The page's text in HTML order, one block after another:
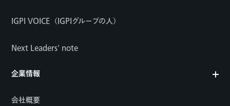
IGPI VOICE（IGPIグループの人）
Next Leaders' note
企業情報
会社概要